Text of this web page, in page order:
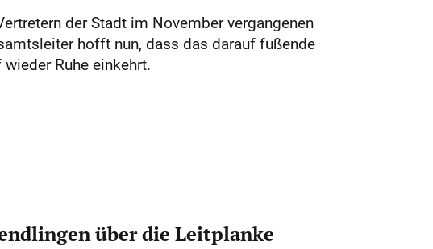
der Stadt im November vergangenen
hofft nun, dass das darauf fußende
Ruhe einkehrt.
über die Leitplanke